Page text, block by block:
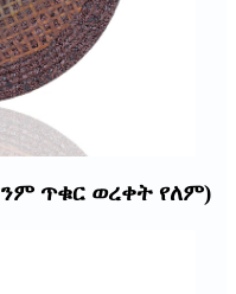
ጥቁር ወረቀት የለም)